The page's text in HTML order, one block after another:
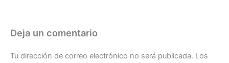
Deja un comentario
Tu dirección de correo electrónico no será publicada. Los